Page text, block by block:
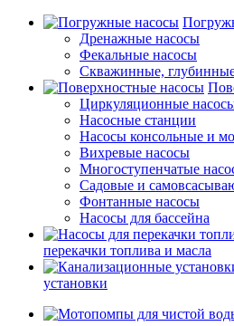
Дренажные насосы
Фекальные насосы
Скважинные,
Циркуляционные
Насосные станции
Насосы консольные и
Вихревые насосы
Многоступенчатые
Садовые и
Фонтанные насосы
Насосы для бассейна
перекачки топлива и масла
установки